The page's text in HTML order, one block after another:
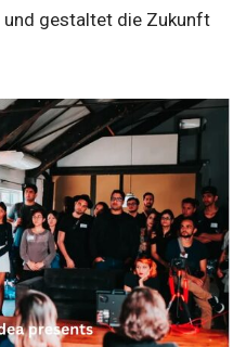
gestaltet die Zukunft